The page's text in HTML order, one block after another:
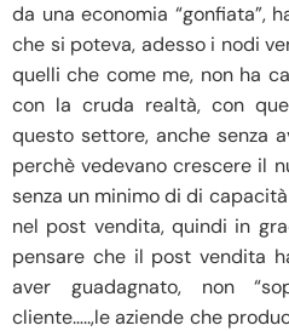
da una economia “gonfiata”,
che si poteva, adesso i nodi
quelli che come me, non ha
con la cruda realtà, con
questo settore, anche senza
perchè vedevano crescere il
senza un minimo di di
nel post vendita, quindi in
pensare che il post vendita
aver guadagnato, non
cliente…..,le aziende che